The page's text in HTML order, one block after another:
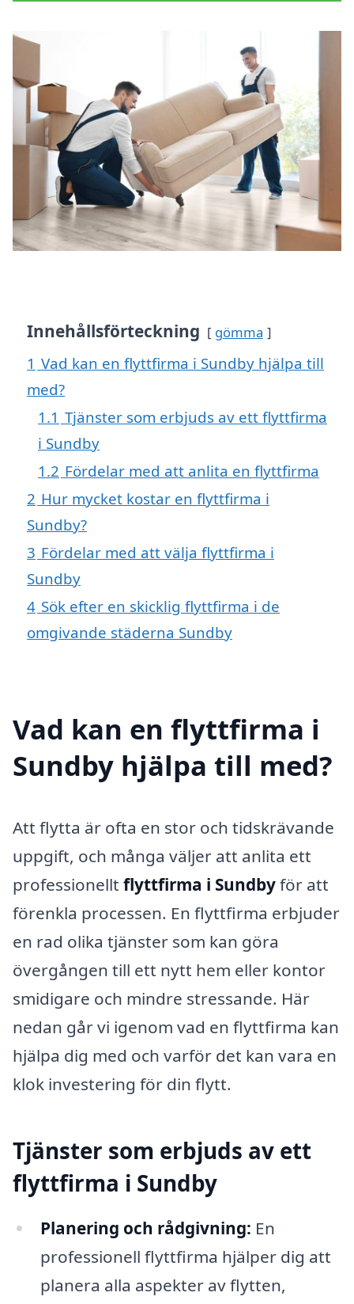
Innehållsförteckning gömma
1 Vad kan en flyttfirma i Sundby hjälpa till
med?
1.1 Tjänster som erbjuds av ett flyttfirma
i Sundby
1.2 Fördelar med att anlita en flyttfirma
2 Hur mycket kostar en flyttfirma i
Sundby?
3 Fördelar med att välja flyttfirma i
Sundby
4 Sök efter en skicklig flyttfirma i de
omgivande städerna Sundby
Vad kan en flyttfirma i
Sundby hjälpa till med?
Att flytta är ofta en stor och tidskrävande
uppgift, och många väljer att anlita ett
professionellt flyttfirma i Sundbyför att
förenkla processen. En flyttfirma erbjuder
en rad olika tjänster som kan göra
övergången till ett nytt hem eller kontor
smidigare och mindre stressande. Här
nedan går vi igenom vad en flyttfirma kan
hjälpa dig med och varför det kan vara en
klok investering för din flytt.
Tjänster som erbjuds av ett
flyttfirma i Sundby
Planering och rådgivning: En
professionell flyttfirma hjälper dig att
planera alla aspekter av flytten,